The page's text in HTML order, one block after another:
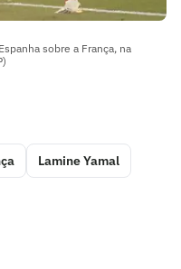
sobre a França, na
Lamine Yamal